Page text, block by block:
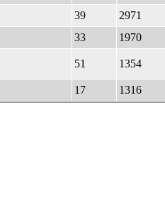
39 2971
33 1970
51 1354
17 1316